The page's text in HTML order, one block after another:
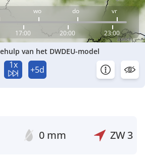
wo do vr
17:00 20:00 23:00
van het DWDEU-model
1x +5d
0 mm ZW3